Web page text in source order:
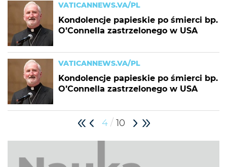
VATICANNEWS.VA/PL
Kondolencje papieskie po śmierci bp.
O’Connella zastrzelonego w USA
VATICANNEWS.VA/PL
Kondolencje papieskie po śmierci bp.
O’Connella zastrzelonego w USA
4 / 10